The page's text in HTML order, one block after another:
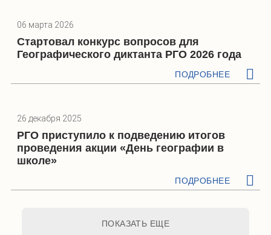
06 марта 2026
Стартовал конкурс вопросов для
Географического диктанта РГО 2026 года
ПОДРОБНЕЕ
26 декабря 2025
РГО приступило к подведению итогов
проведения акции «День географии в
школе»
ПОДРОБНЕЕ
ПОКАЗАТЬ ЕЩЕ